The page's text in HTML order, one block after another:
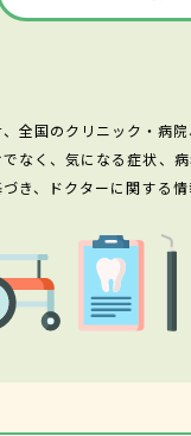
全国のクリニック・病
く、気になる症状、
き、ドクターに関する